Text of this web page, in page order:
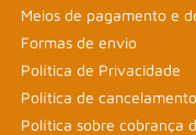
Meios de pagamento e
Formas de envio
Política de Privacidade
Política de
Política sobre cobrança